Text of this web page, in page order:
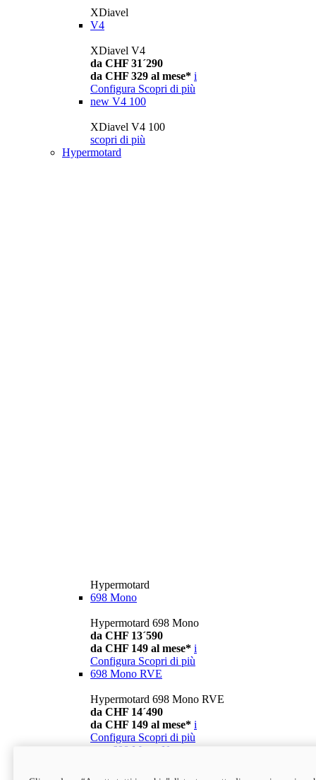
XDiavel
V4
XDiavel V4
da CHF 31´290
da CHF 329 al mese* i
Configura Scopri di più
new V4 100
XDiavel V4 100
scopri di più
Hypermotard
Hypermotard
698 Mono
Hypermotard 698 Mono
da CHF 13´590
da CHF 149 al mese* i
Configura Scopri di più
698 Mono RVE
Hypermotard 698 Mono RVE
da CHF 14´490
da CHF 149 al mese* i
Configura Scopri di più
698 Mono Nera
Hypermotard 698 Mono Nera